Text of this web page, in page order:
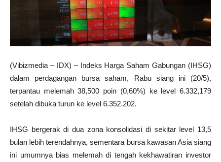
(Vibizmedia – IDX) – Indeks Harga Saham Gabungan (IHSG)
dalam perdagangan bursa saham, Rabu siang ini (20/5),
terpantau melemah 38,500 poin (0,60%) ke level 6.332,179
setelah dibuka turun ke level 6.352.202.
IHSG bergerak di dua zona konsolidasi di sekitar level 13,5
bulan lebih terendahnya, sementara bursa kawasan Asia siang
ini umumnya bias melemah di tengah kekhawatiran investor